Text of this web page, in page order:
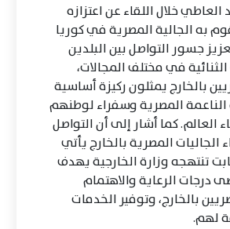
العاطي خلال اللقاء عن اعتزازه
به الجالية المصرية في كوريا
جسور التواصل بين البلدين
في مختلف المجالات،
بالخارج يمثلون ركيزة أساسية
الناعمة المصرية وسفراء لوطنهم
العالم. كما أشار إلى أن التواصل
الجاليات المصرية بالخارج يأتي
تنتهجه وزارة الخارجية يهدف
درجات الرعاية والاهتمام
بالخارج، وتوفير الخدمات
لهم.